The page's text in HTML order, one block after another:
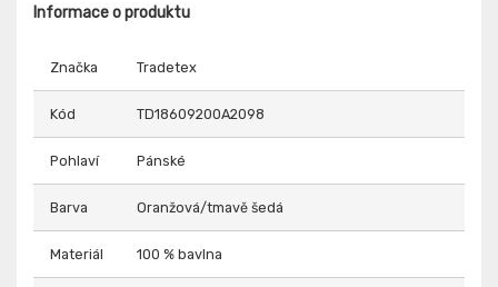
Informace o produktu
Značka Tradetex
Kód TD18609200A2098
Pohlaví Pánské
Barva Oranžová/tmavě šedá
Materiál 100 % bavlna